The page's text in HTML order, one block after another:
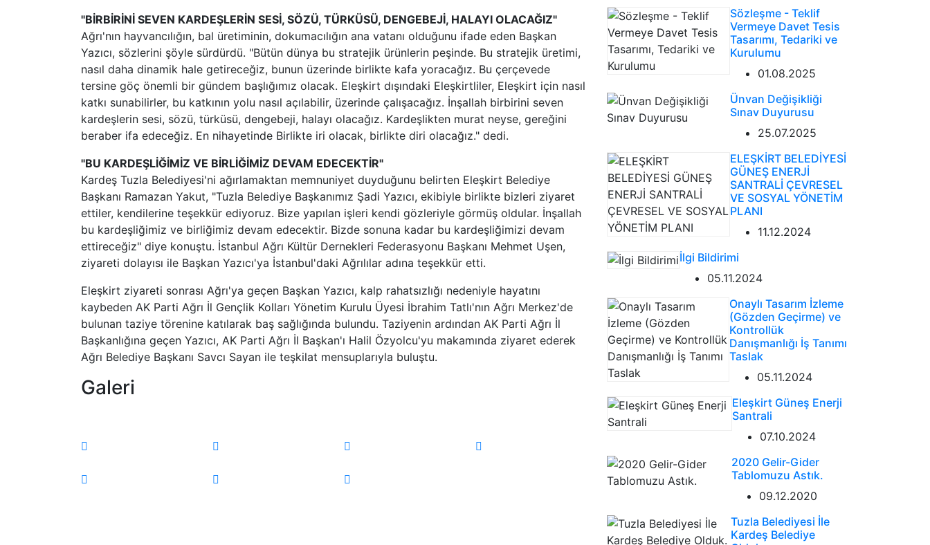
"BİRBİRİNİ SEVEN KARDEŞLERİN SESİ, SÖZÜ, TÜRKÜSÜ, DENGEBEJİ, HALAYI OLACAĞIZ"
Ağrı'nın hayvancılığın, bal üretiminin, dokumacılığın ana vatanı olduğunu ifade eden Başkan
Yazıcı, sözlerini şöyle sürdürdü. "Bütün dünya bu stratejik ürünlerin peşinde. Bu stratejik üretimi,
nasıl daha dinamik hale getireceğiz, bunun üzerinde birlikte kafa yoracağız. Bu çerçevede
tersine göç önemli bir gündem başlığımız olacak. Eleşkirt dışındaki Eleşkirtliler, Eleşkirt için nasıl
katkı sunabilirler, bu katkının yolu nasıl açılabilir, üzerinde çalışacağız. İnşallah birbirini seven
kardeşlerin sesi, sözü, türküsü, dengebeji, halayı olacağız. Kardeşlikten murat neyse, gereğini
beraber ifa edeceğiz. En nihayetinde Birlikte iri olacak, birlikte diri olacağız." dedi.
"BU KARDEŞLİĞİMİZ VE BİRLİĞİMİZ DEVAM EDECEKTİR"
Kardeş Tuzla Belediyesi'ni ağırlamaktan memnuniyet duyduğunu belirten Eleşkirt Belediye
Başkanı Ramazan Yakut, "Tuzla Belediye Başkanımız Şadi Yazıcı, ekibiyle birlikte bizleri ziyaret
ettiler, kendilerine teşekkür ediyoruz. Bize yapılan işleri kendi gözleriyle görmüş oldular. İnşallah
bu kardeşliğimiz ve birliğimiz devam edecektir. Bizde sonuna kadar bu kardeşliğimizi devam
ettireceğiz" diye konuştu. İstanbul Ağrı Kültür Dernekleri Federasyonu Başkanı Mehmet Uşen,
ziyareti dolayısı ile Başkan Yazıcı'ya İstanbul'daki Ağrılılar adına teşekkür etti.
Eleşkirt ziyareti sonrası Ağrı'ya geçen Başkan Yazıcı, kalp rahatsızlığı nedeniyle hayatını
kaybeden AK Parti Ağrı İl Gençlik Kolları Yönetim Kurulu Üyesi İbrahim Tatlı'nın Ağrı Merkez'de
bulunan taziye törenine katılarak baş sağlığında bulundu. Taziyenin ardından AK Parti Ağrı İl
Başkanlığına geçen Yazıcı, AK Parti Ağrı İl Başkan'ı Halil Özyolcu'yu makamında ziyaret ederek
Ağrı Belediye Başkanı Savcı Sayan ile teşkilat mensuplarıyla buluştu.
Galeri
Sözleşme - Teklif
Vermeye Davet Tesis
Tasarımı, Tedariki ve
Kurulumu
01.08.2025
Ünvan Değişikliği
Sınav Duyurusu
25.07.2025
ELEŞKİRT BELEDİYESİ
GÜNEŞ ENERJİ
SANTRALİ ÇEVRESEL
VE SOSYAL YÖNETİM
PLANI
11.12.2024
İlgi Bildirimi
05.11.2024
Onaylı Tasarım İzleme
(Gözden Geçirme) ve
Kontrollük
Danışmanlığı İş Tanımı
Taslak
05.11.2024
Eleşkirt Güneş Enerji
Santrali
07.10.2024
2020 Gelir-Gider
Tablomuzu Astık.
09.12.2020
Tuzla Belediyesi İle
Kardeş Belediye